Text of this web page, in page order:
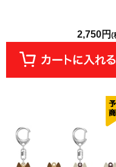
2,750円 (